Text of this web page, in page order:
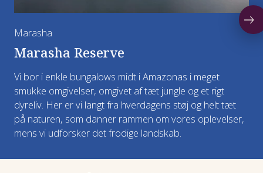
Overnatning: Manizales
Måltider: Morgenmad, frokost og aftensmad
Overnatning: Bogota
Marasha
Marasha Reserve
Vi bor i enkle bungalows midt i Amazonas i meget
smukke omgivelser, omgivet af tæt jungle og et rigt
dyreliv. Her er vi langt fra hverdagens støj og helt tæt
på naturen, som danner rammen om vores oplevelser,
mens vi udforsker det frodige landskab.